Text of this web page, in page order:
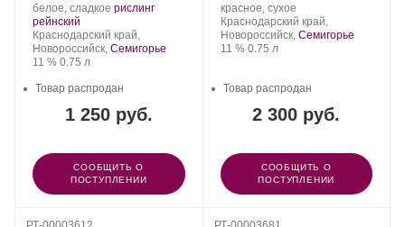
Производитель:
Villa
Victoria.
белое, сладкое .
винограда:
рислинг
рейнский
Регион:
Краснодарский край,
Новороссийск, Семигорье
Крепость
11 %. Объем
0.75 л
1 250 руб.
Товар распродан
СООБЩИТЬ О
ПОСТУПЛЕНИИ
Производитель:
Villa
Victoria.
красное, сухое.
Регион:
Краснодарский край,
Новороссийск, Семигорье
Крепость
11 %. Объем
0.75 л
2 300 руб.
Товар распродан
СООБЩИТЬ О
ПОСТУПЛЕНИИ